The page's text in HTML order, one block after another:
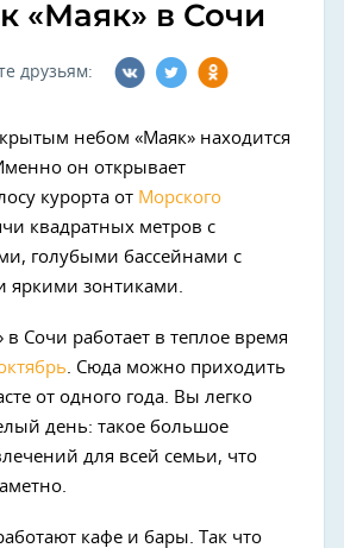
«Маяк» в Сочи
друзьям:
небом «Маяк» находится
он открывает
курорта от Морского
квадратных метров с
голубыми бассейнами с
яркими зонтиками.
в Сочи работает в теплое время
. Сюда можно приходить
от одного года. Вы легко
день: такое большое
для всей семьи, что
кафе и бары. Так что